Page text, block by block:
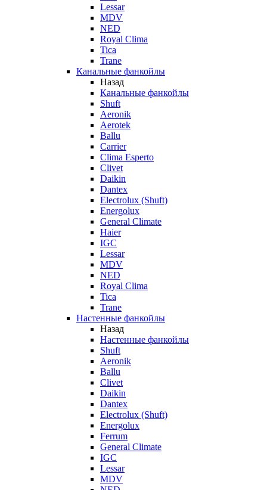
Lessar
MDV
NED
Royal Clima
Tica
Trane
Канальные фанкойлы
Назад
Канальные фанкойлы
Shuft
Aeronik
Aerotek
Ballu
Carrier
Clima Esperto
Clivet
Daikin
Dantex
Electrolux (Shuft)
Energolux
General Climate
Haier
IGC
Lessar
MDV
NED
Royal Clima
Tica
Trane
Настенные фанкойлы
Назад
Настенные фанкойлы
Shuft
Aeronik
Ballu
Clivet
Daikin
Dantex
Electrolux (Shuft)
Energolux
Ferrum
General Climate
IGC
Lessar
MDV